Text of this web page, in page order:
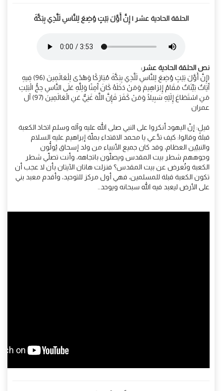
الحلقة الحادية عشر | إِنَّ أَوَّلَ بَيْتٍ وُضِعَ لِلنَّاسِ لَلَّذِي بِبَكَّةَ
نص الحلقة الحادية عشر:
(إِنَّ أَوَّلَ بَيْتٍ وُضِعَ لِلنَّاسِ لَلَّذِي بِبَكَّةَ مُبَارَكًا وَهُدًى لِلْعَالَمِينَ (96) فِيهِ
آَيَاتٌ بَيِّنَاتٌ مَقَامُ إِبْرَاهِيمَ وَمَنْ دَخَلَهُ كَانَ آَمِنًا وَلِلَّهِ عَلَى النَّاسِ حِجُّ الْبَيْتِ
مَنِ اسْتَطَاعَ إِلَيْهِ سَبِيلًا وَمَنْ كَفَرَ فَإِنَّ اللَّهَ غَنِيٌّ عَنِ الْعَالَمِينَ (97) آل
عمران
قيل: إنّ اليهود أنكروا على النبي صلى الله عليه وآله وسلم اتخاذ الكعبة
قبلةً وقالوا: كيف تدَّعي يا محمد الاقتداء بملّة إبراهيم عليه السلام
والنبيّين العظام، وقد كان جميع الأنبياء من ولد إسحاق يُولُّون
وجوههم شطر بيت المقدس ويصلّون باتجاهه، وأنت تصلّي شطر
الكعبة وتُعرض عن بيت المقدس؟ فنزلت هاتان الآيتان بأن لا عجب أن
تكون الكعبة قبلة للمسلمين، فهي أول مركز للتوحيد، وأقدم معبد بني
على الأرض ليعبد فيه الله سبحانه ويوحد..